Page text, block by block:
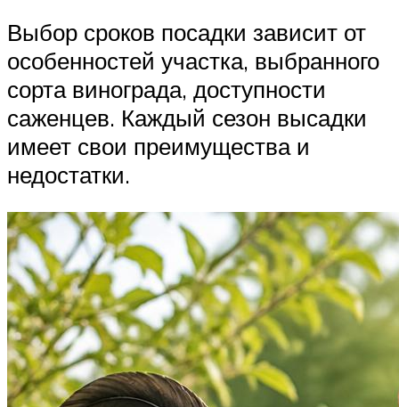
Выбор сроков посадки зависит от
особенностей участка, выбранного
сорта винограда, доступности
саженцев. Каждый сезон высадки
имеет свои преимущества и
недостатки.